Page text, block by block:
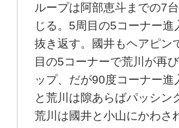
ループは阿部恵斗までの7
じる。5周目の5コーナー
抜き返す。國井もヘアピン
目の5コーナーで荒川が再
ップ、だが90度コーナー
と荒川は隙あらばパッシン
荒川は國井と小山にかわさ